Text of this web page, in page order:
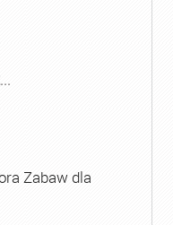
Zabaw dla